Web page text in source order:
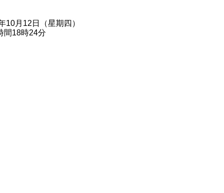
10月12日（星期四）
間18時24分